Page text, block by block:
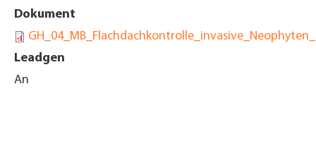
Dokument
Leadgen
An